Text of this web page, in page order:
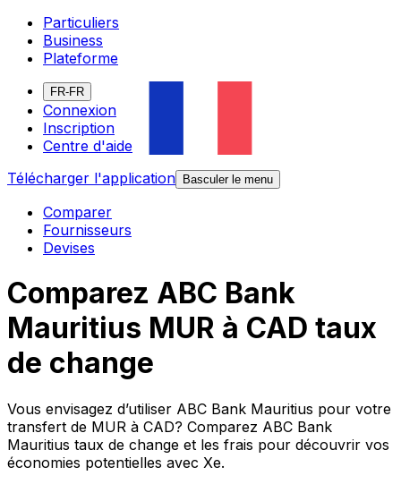
Particuliers
Business
Plateforme
FR-FR
Connexion
Inscription
Centre d'aide
Télécharger l'application
Basculer le menu
Comparer
Fournisseurs
Devises
Comparez ABC Bank
Mauritius MUR à CAD taux
de change
Vous envisagez d’utiliser ABC Bank Mauritius pour votre
transfert de MUR à CAD? Comparez ABC Bank
Mauritius taux de change et les frais pour découvrir vos
économies potentielles avec Xe.